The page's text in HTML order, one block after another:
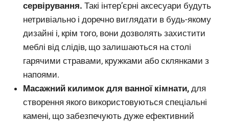
сервірування. Такі інтер’єрні аксесуари будуть
нетривіально і доречно виглядати в будь-якому
дизайні і, крім того, вони дозволять захистити
меблі від слідів, що залишаються на столі
гарячими стравами, кружками або склянками з
напоями.
Масажний килимок для ванної кімнати, для
створення якого використовуються спеціальні
камені, що забезпечують дуже ефективний